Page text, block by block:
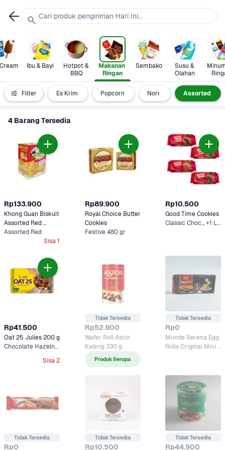
Ibu & Bayi
Hotpot &
BBQ
Makanan
Ringan
Sembako
Susu &
Olahan
Filter
kacangan Es Krim Popcorn Nori Assorted
4 Barang Tersedia
Rp133.900
Khong Guan Biskuit
Assorted Red
Kaleng
Assorted Red
Sisa 1
Rp89.900
Royal Choice Butter
Cookies
Festive 480 gr
Rp10.500
Good Time Cookies
Classic Choc.., +1 Lainnya
Rp41.500
Oat 25 Julies 200 g
Chocolate Hazelnut
Sisa 2
Tidak Tersedia
Rp52.900
Wafer Roll Astor
Kaleng 330 g
Produk Serupa
Tidak Tersedia
Rp0
Monde Serena Egg
Rolls Original Mini
Tidak Tersedia
Rp0
Tidak Tersedia
Rp10.500
Tidak Tersedia
Rp44.900
Cari produk pengiriman Hari Ini...